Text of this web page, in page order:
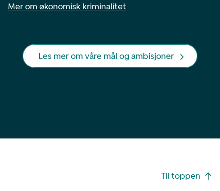
Mer om økonomisk kriminalitet
Les mer om våre mål og ambisjoner
Til toppen